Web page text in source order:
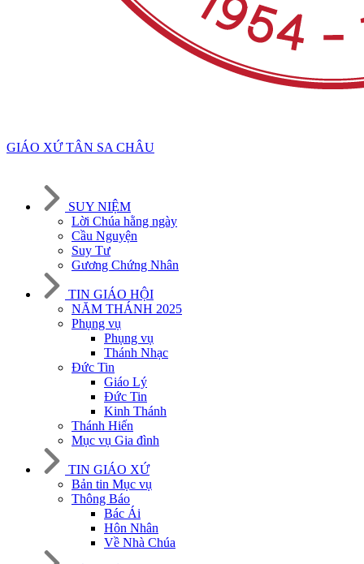
GIÁO XỨ TÂN SA CHÂU
SUY NIỆM
Lời Chúa hằng ngày
Cầu Nguyện
Suy Tư
Gương Chứng Nhân
TIN GIÁO HỘI
NĂM THÁNH 2025
Phụng vụ
Phụng vụ
Thánh Nhạc
Đức Tin
Giáo Lý
Đức Tin
Kinh Thánh
Thánh Hiến
Mục vụ Gia đình
TIN GIÁO XỨ
Bản tin Mục vụ
Thông Báo
Bác Ái
Hôn Nhân
Về Nhà Chúa